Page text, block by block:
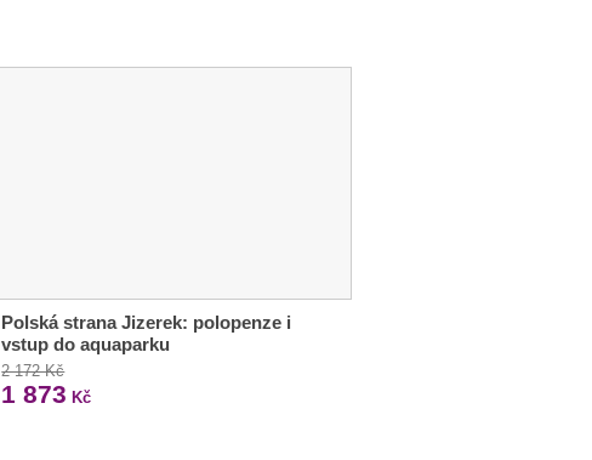
Polská strana Jizerek: polopenze i
vstup do aquaparku
2 172 Kč
1 873 Kč